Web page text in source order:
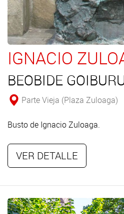
IGNACIO
BEOBIDE
Parte Vieja (Plaza Zuloaga)
Busto de Ignacio Zuloaga.
VER DETALLE